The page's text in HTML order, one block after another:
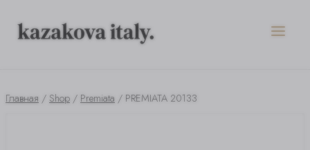
Главная / Shop / Premiata / PREMIATA 20133